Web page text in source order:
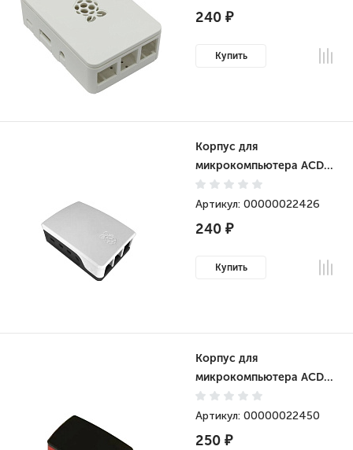
White (RA178)
240 ₽
Купить
Корпус для
микрокомпьютера ACD
ABS Case for Raspberry
4B Black+White (RA599)
Артикул: 00000022426
240 ₽
Купить
Корпус для
микрокомпьютера ACD
ABS Case for Raspberry
4B Red+Black (RA602)
Артикул: 00000022450
250 ₽